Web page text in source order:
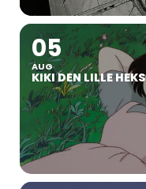
05
AUG
KIKI DEN LILLE HEKS